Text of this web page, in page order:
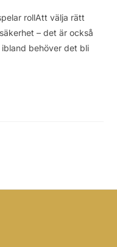
rollAtt välja rätt
– det är också
behöver det bli